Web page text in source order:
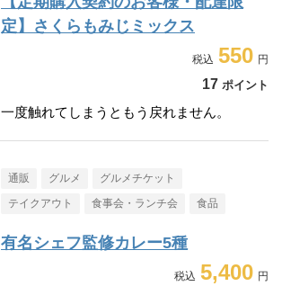
定】さくらもみじミックス
550
17 ポイント
一度触れてしまうともう戻れません。
通販 グルメ グルメチケット
テイクアウト 食事会・ランチ会 食品
有名シェフ監修カレー5種
5,400